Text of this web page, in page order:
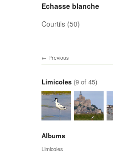
Echasse blanche
Courtils (50)
Previous
Limicoles (9 of 45)
Albums
Limicoles